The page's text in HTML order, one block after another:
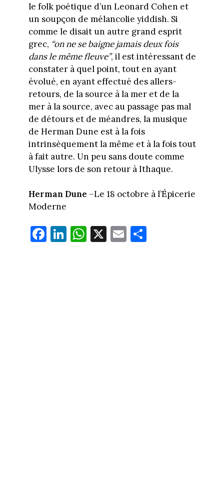
le folk poétique d’un Leonard Cohen et
un soupçon de mélancolie yiddish. Si
comme le disait un autre grand esprit
grec, “on ne se baigne jamais deux fois
dans le même fleuve”, il est intéressant de
constater à quel point, tout en ayant
évolué, en ayant effectué des allers-
retours, de la source à la mer et de la
mer à la source, avec au passage pas mal
de détours et de méandres, la musique
de Herman Dune est à la fois
intrinsèquement la même et à la fois tout
à fait autre. Un peu sans doute comme
Ulysse lors de son retour à Ithaque.
Herman Dune –Le 18 octobre à l’Épicerie
Moderne
Fa
ce
Li
nk
W
ha
X E
m
Pa